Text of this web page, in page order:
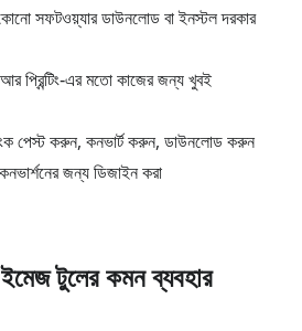
সফটওয়্যার ডাউনলোড বা ইনস্টল দরকার
আর প্রিন্টিং‑এর মতো কাজের জন্য খুবই
পেস্ট করুন, কনভার্ট করুন, ডাউনলোড করুন
জন্য ডিজাইন করা
টুলের কমন ব্যবহার